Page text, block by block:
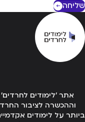
אתר 'לימודים לחרדים'
וההכשרה לציבור
על לימודים